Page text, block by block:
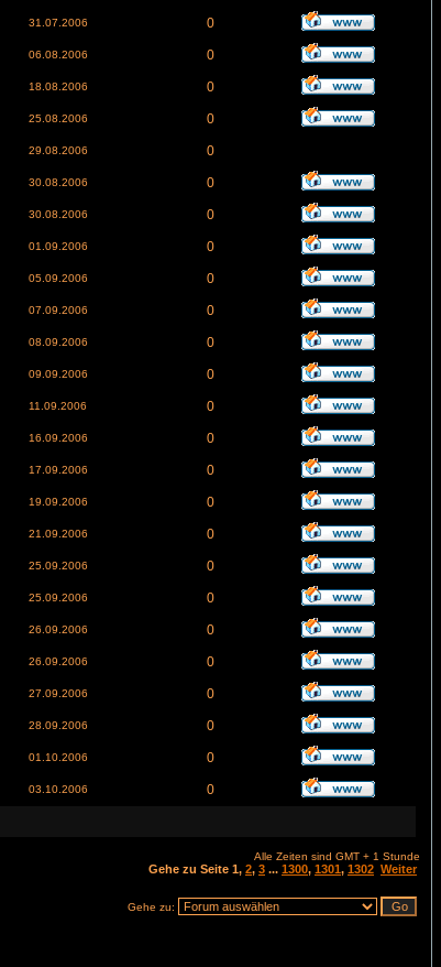
31.07.2006 0
06.08.2006 0
18.08.2006 0
25.08.2006 0
29.08.2006 0
30.08.2006 0
30.08.2006 0
01.09.2006 0
05.09.2006 0
07.09.2006 0
08.09.2006 0
09.09.2006 0
11.09.2006 0
16.09.2006 0
17.09.2006 0
19.09.2006 0
21.09.2006 0
25.09.2006 0
25.09.2006 0
26.09.2006 0
26.09.2006 0
27.09.2006 0
28.09.2006 0
01.10.2006 0
03.10.2006 0
Alle Zeiten sind GMT + 1 Stunde
Gehe zu Seite 1, 2, 3 ... 1300, 1301, 1302 Weiter
Gehe zu: